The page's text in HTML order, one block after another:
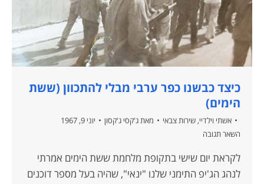
כיצד כבשנו כפר ערבי מבלי להתכוון (ששת
הימים)
אשתי וילדיי, שירות צבאי מאתג'קסי ג'קסון
יוני 9, 1967
השאר תגובה
לקראת יום שישי בתקופת מלחמת ששת הימים אמרתי
לנהג הג'יפ התימני שלנו "ינאי", שהיה בעל מספר דוכנים